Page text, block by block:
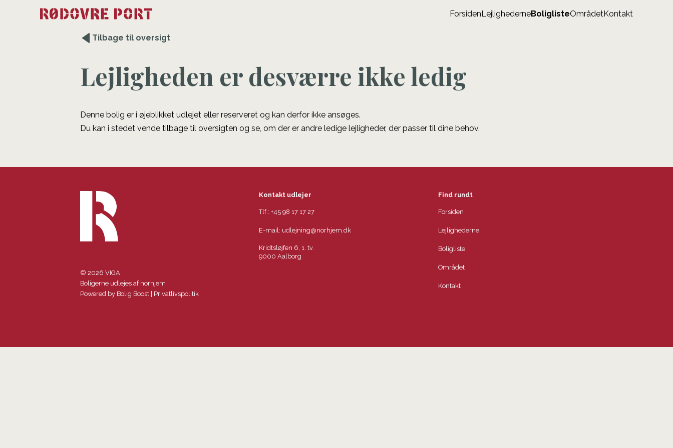
ForsidenLejlighederneBoliglisteOmrådetKontakt
Tilbage til oversigt
Lejligheden er desværre ikke ledig
Denne bolig er i øjeblikket udlejet eller reserveret og kan derfor ikke ansøges.
Du kan i stedet vende tilbage til oversigten og se, om der er andre ledige lejligheder, der passer til dine behov.
© 2026 VIGA
Boligerne udlejes af norhjem
Powered by Bolig Boost Privatlivspolitik
Kontakt udlejer
Tlf.:+45 98 17 17 27
E-mail: udlejning@norhjem.dk
Kridtsløjfen 6, 1. tv.
9000 Aalborg
Find rundt
Forsiden
Lejlighederne
Boligliste
Området
Kontakt